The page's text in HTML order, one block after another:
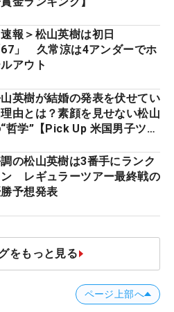
速報＞松山英樹は初日
67」 久常涼は4アンダーでホ
アウト
英樹が結婚の発表を伏せてい
由とは？素顔を見せない松山
哲学”【Pick Up 米国男子ツア
の松山英樹は3番手にランク
レギュラーツアー最終戦の
予想発表
をもっと見る
ページ上部へ